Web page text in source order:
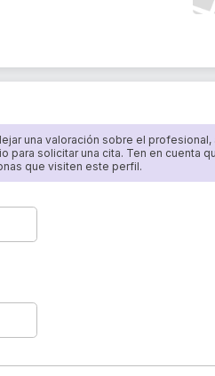
una valoración sobre el profesional,
para solicitar una cita. Ten en cuenta
que visiten este perfil.